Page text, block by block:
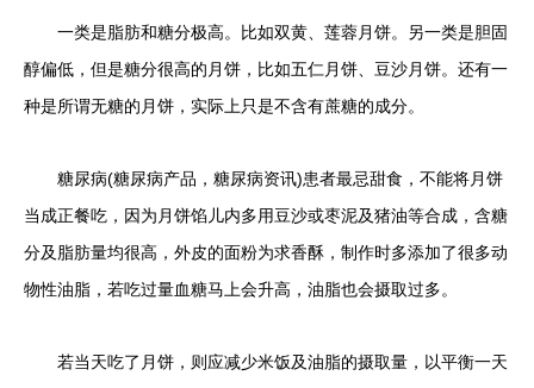
一类是脂肪和糖分极高。比如双黄、莲蓉月饼。另一类是胆固
醇偏低，但是糖分很高的月饼，比如五仁月饼、豆沙月饼。还有一
种是所谓无糖的月饼，实际上只是不含有蔗糖的成分。
糖尿病(糖尿病产品，糖尿病资讯)患者最忌甜食，不能将月饼
当成正餐吃，因为月饼馅儿内多用豆沙或枣泥及猪油等合成，含糖
分及脂肪量均很高，外皮的面粉为求香酥，制作时多添加了很多动
物性油脂，若吃过量血糖马上会升高，油脂也会摄取过多。
若当天吃了月饼，则应减少米饭及油脂的摄取量，以平衡一天